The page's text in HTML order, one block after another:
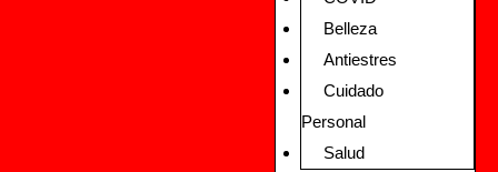
Belleza
Antiestres
Cuidado
Personal
Salud